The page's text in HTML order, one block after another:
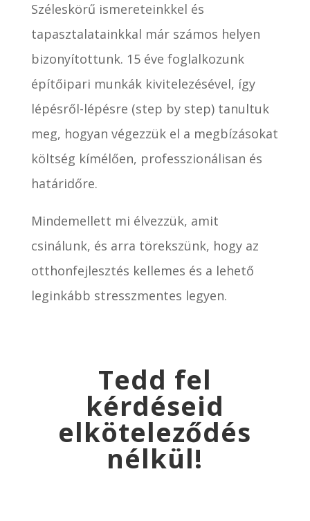
Széleskörű ismereteinkkel és
tapasztalatainkkal már számos helyen
bizonyítottunk. 15 éve foglalkozunk
építőipari munkák kivitelezésével, így
lépésről-lépésre (step by step) tanultuk
meg, hogyan végezzük el a megbízásokat
költség kímélően, professzionálisan és
határidőre.
Mindemellett mi élvezzük, amit
csinálunk, és arra törekszünk, hogy az
otthonfejlesztés kellemes és a lehető
leginkább stresszmentes legyen.
Tedd fel
kérdéseid
elköteleződés
nélkül!